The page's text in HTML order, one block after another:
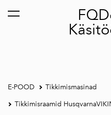
lisati ostukorvi. Vaata
E-POOD Tikkimismasinad
Tikkimisraamid